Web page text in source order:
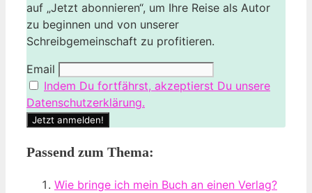
auf „Jetzt abonnieren“, um Ihre Reise als Autor
zu beginnen und von unserer
Schreibgemeinschaft zu profitieren.
Email
Indem Du fortfährst, akzeptierst Du unsere
Datenschutzerklärung.
Passend zum Thema:
Wie bringe ich mein Buch an einen Verlag?